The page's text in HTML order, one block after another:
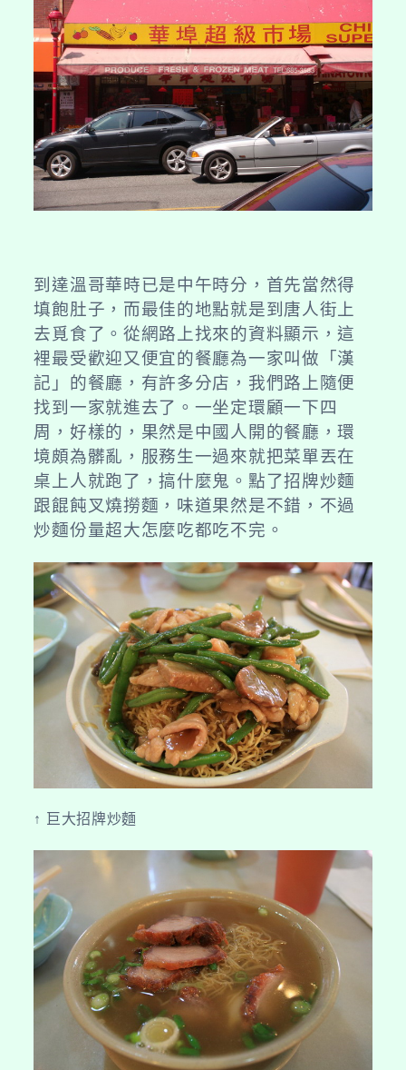
到達溫哥華時已是中午時分，首先當然得
填飽肚子，而最佳的地點就是到唐人街上
去覓食了。從網路上找來的資料顯示，這
裡最受歡迎又便宜的餐廳為一家叫做「漢
記」的餐廳，有許多分店，我們路上隨便
找到一家就進去了。一坐定環顧一下四
周，好樣的，果然是中國人開的餐廳，環
境頗為髒亂，服務生一過來就把菜單丟在
桌上人就跑了，搞什麼鬼。點了招牌炒麵
跟餛飩叉燒撈麵，味道果然是不錯，不過
炒麵份量超大怎麼吃都吃不完。
↑ 巨大招牌炒麵